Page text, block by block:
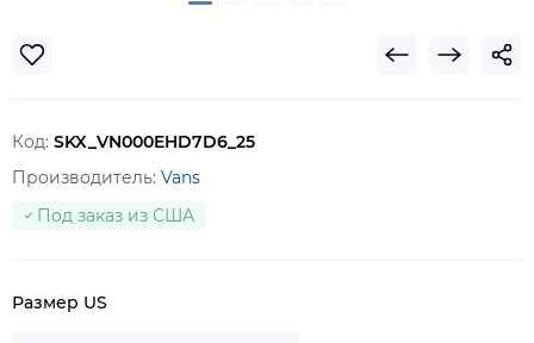
Код: SKX_VN000EHD7D6_25
Производитель: Vans
Под заказ из США
Размер US